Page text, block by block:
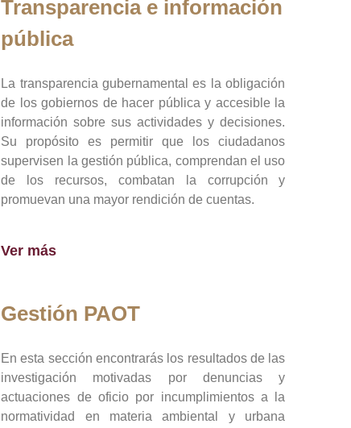
Transparencia e información
pública
La transparencia gubernamental es la obligación
de los gobiernos de hacer pública y accesible la
información sobre sus actividades y decisiones.
Su propósito es permitir que los ciudadanos
supervisen la gestión pública, comprendan el uso
de los recursos, combatan la corrupción y
promuevan una mayor rendición de cuentas.
Ver más
Gestión PAOT
En esta sección encontrarás los resultados de las
investigación motivadas por denuncias y
actuaciones de oficio por incumplimientos a la
normatividad en materia ambiental y urbana